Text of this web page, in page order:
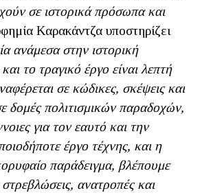
σε ιστορικά πρόσωπα και
Καρακάντζα υποστηρίζει
ανάμεσα στην ιστορική
το τραγικό έργο είναι λεπτή
σε κώδικες, σκέψεις και
δομές πολιτισμικών παραδοχών,
για τον εαυτό και την
έργο τέχνης, και η
παράδειγμα, βλέπουμε
ανατροπές και